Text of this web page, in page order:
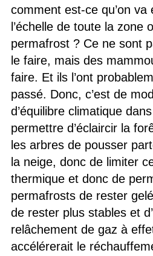
comment est-ce qu’on va
l’échelle de toute la zone
permafrost ? Ce ne sont
le faire, mais des
faire. Et ils l’ont
passé. Donc, c’est de
d’équilibre climatique
permettre d’éclaircir la
les arbres de pousser
la neige, donc de limiter
thermique et donc de
permafrosts de rester
de rester plus stables et
relâchement de gaz à
accélérerait le